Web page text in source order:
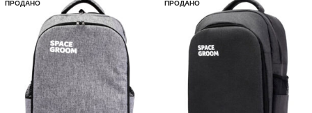
ПРОДАНО ПРОДАНО